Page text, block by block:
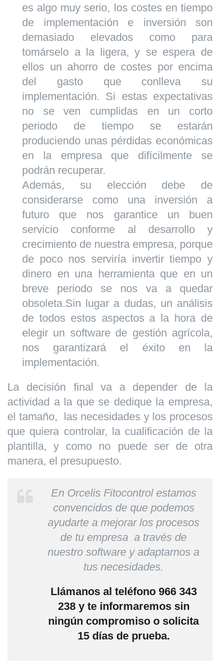
es algo muy serio, los costes en tiempo
de implementación e inversión son
demasiado elevados como para
tomárselo a la ligera, y se espera de
ellos un ahorro de costes por encima
del gasto que conlleva su
implementación. Si estas expectativas
no se ven cumplidas en un corto
periodo de tiempo se estarán
produciendo unas pérdidas económicas
en la empresa que difícilmente se
podrán recuperar.
Además, su elección debe de
considerarse como una inversión a
futuro que nos garantice un buen
servicio conforme al desarrollo y
crecimiento de nuestra empresa, porque
de poco nos serviría invertir tiempo y
dinero en una herramienta que en un
breve periodo se nos va a quedar
obsoleta.Sin lugar a dudas, un análisis
de todos estos aspectos a la hora de
elegir un software de gestión agrícola,
nos garantizará el éxito en la
implementación.
La decisión final va a depender de la
actividad a la que se dedique la empresa,
el tamaño, las necesidades y los procesos
que quiera controlar, la cualificación de la
plantilla, y como no puede ser de otra
manera, el presupuesto.
En Orcelis Fitocontrol estamos
convencidos de que podemos
ayudarte a mejorar los procesos
de tu empresa a través de
nuestro software y adaptarnos a
tus necesidades.
Llámanos al teléfono 966 343
238 y te informaremos sin
ningún compromiso o solicita
15 días de prueba.